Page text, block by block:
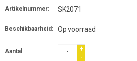
Artikelnummer: SK2071
Beschikbaarheid: Op voorraad
Aantal:
+
-